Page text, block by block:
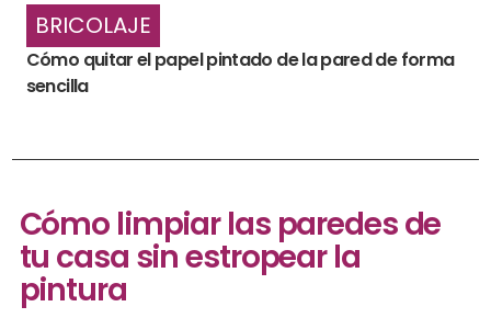
BRICOLAJE
Cómo quitar el papel pintado de la pared de forma
sencilla
Cómo limpiar las paredes de
tu casa sin estropear la
pintura